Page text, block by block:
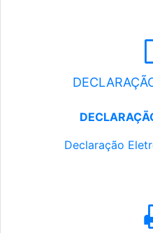
Declaração